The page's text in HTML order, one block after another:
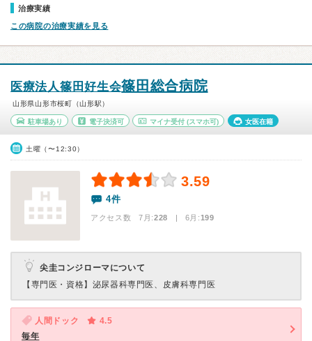
治療実績
この病院の治療実績を見る
医療法人篠田好生会篠田総合病院
山形県山形市桜町（山形駅）
駐車場あり 電子決済可 マイナ受付 (スマホ可) 女医在籍
土曜（〜12:30）
3.59
4件
アクセス数 7月:228 | 6月:199
尖圭コンジローマについて
【専門医・資格】 泌尿器科専門医、皮膚科専門医
人間ドック
4.5
毎年